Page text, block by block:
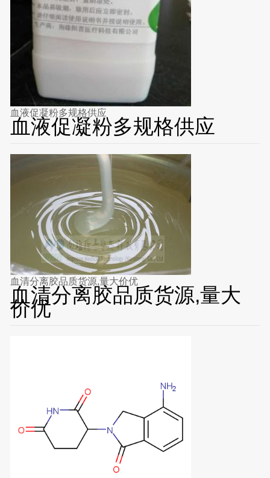
血液促凝粉多规格供应
血液促凝粉多规格供应
血清分离胶品质货源,量大价优
血清分离胶品质货源,量大
价优